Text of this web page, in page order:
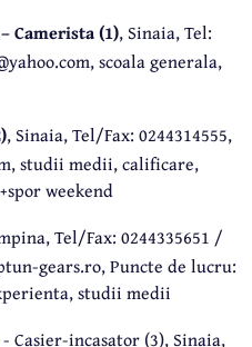
Camerista (1), Sinaia, Tel:
scoala generala,
, Sinaia, Tel/Fax: 0244314555,
studii medii, calificare,
weekend
Tel/Fax: 0244335651 /
gears.ro, Puncte de lucru:
studii medii
- Casier-incasator (3), Sinaia,